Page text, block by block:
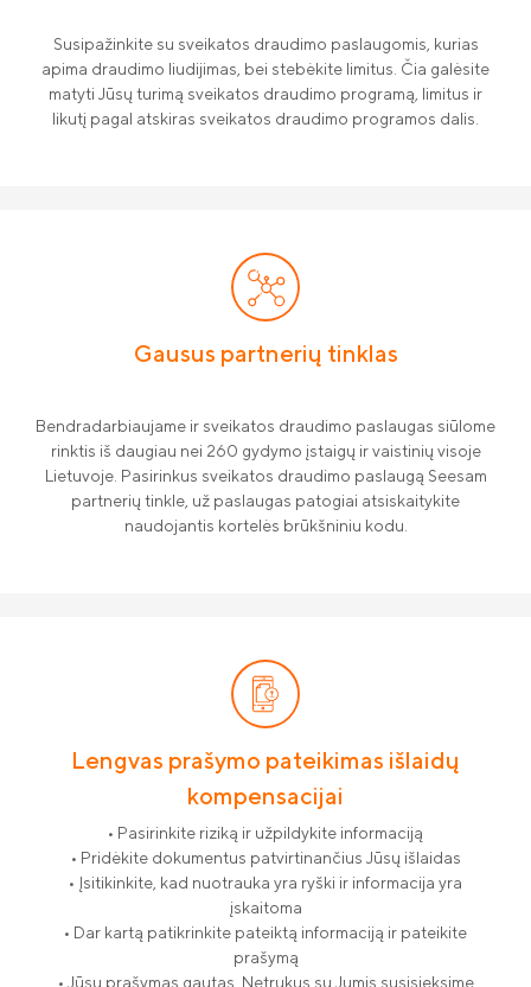
Susipažinkite su sveikatos draudimo paslaugomis, kurias
apima draudimo liudijimas, bei stebėkite limitus. Čia galėsite
matyti Jūsų turimą sveikatos draudimo programą, limitus ir
likutį pagal atskiras sveikatos draudimo programos dalis.
Gausus partnerių tinklas
Bendradarbiaujame ir sveikatos draudimo paslaugas siūlome
rinktis iš daugiau nei 260 gydymo įstaigų ir vaistinių visoje
Lietuvoje. Pasirinkus sveikatos draudimo paslaugą Seesam
partnerių tinkle, už paslaugas patogiai atsiskaitykite
naudojantis kortelės brūkšniniu kodu.
Lengvas prašymo pateikimas išlaidų
kompensacijai
• Pasirinkite riziką ir užpildykite informaciją
• Pridėkite dokumentus patvirtinančius Jūsų išlaidas
• Įsitikinkite, kad nuotrauka yra ryški ir informacija yra
įskaitoma
• Dar kartą patikrinkite pateiktą informaciją ir pateikite
prašymą
• Jūsų prašymas gautas. Netrukus su Jumis susisieksime